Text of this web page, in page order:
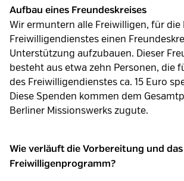
Aufbau eines Freundeskreises
Wir ermuntern alle Freiwilligen, für die
Freiwilligendienstes einen
Unterstützung aufzubauen. Dieser
besteht aus etwa zehn Personen, die
des Freiwilligendienstes ca. 15 Euro
Diese Spenden kommen dem
Berliner Missionswerks zugute.
Wie verläuft die Vorbereitung und das
Freiwilligenprogramm?